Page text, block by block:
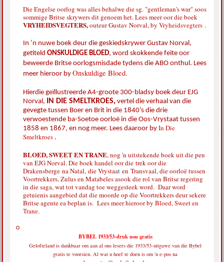
Die Engelse oorlog was alles behalwe die sg. "gentleman's war" soos
sommige Britse skrywers dit genoem het. Lees meer oor die boek
VRYHEIDSVEGTERS,outeur Gustav Norval, byVryheidsvegters .
In ‘n nuwe boek deur die geskiedskrywer Gustav Norval,
getiteldONSKULDIGE BLOED, word skokkende feite oor
beweerde Britse oorlogsmisdade tydens die ABO onthul. Lees
meer hieroor byOnskuldige Bloed.
Hierdie geïllustreerde A4-groote 300-bladsy boek deur EJG
Norval, IN DIE SMELTKROES, vertel die verhaal van die
gevegte tussen Boer en Brit in die 1840’s die drie
verwoestende ba-Soetoe oorloë in die Oos-Vrystaat tussen
1858 en 1867, en nog meer. Lees daaroor byIn Die
Smeltkroes .
BLOED, SWEET EN TRANE, nog 'n uitstekende boek uit die pen
van EJG Norval. Die boek handel oor dietrek oor die
Drakensbergena Natal,die Vrystaat enTransvaal, die oorloë tussen
Voortrekkers, Zulus en Matabeles asook die rol van Britse regering
in die saga, wat tot vandag toe weggesteek word. Daar word
getuienis aangebied dat die moorde op die Voortrekkers deur sekere
Britse agente ea beplan is. Lees meer hieroor byBloed, Sweet en
Trane.
BYBEL 1933/53-druk nou gratis
Gelofteland is dankbaar om aan al ons lesers die 1933/53-uitgawe van die Bybel
gratis te voorsien. Al wat u hoef te doen is om 'n e-pos na